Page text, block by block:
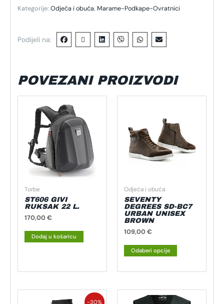
Kategorije: Odjeća i obuća, Marame-Podkape-Ovratnici
Podijeli na:
POVEZANI PROIZVODI
Torbe
ST606 GIVI
RUKSAK 22 L.
170,00€
Dodaj u košaricu
Odjeća i obuća
SEVENTY
DEGREES SD-BC7
URBAN UNISEX
BROWN
109,00€
Odaberi opcije
ima
više
varijanti.
na
stranici
-30%
cijena
Trenutna
cijena
Ovaj
Ovaj